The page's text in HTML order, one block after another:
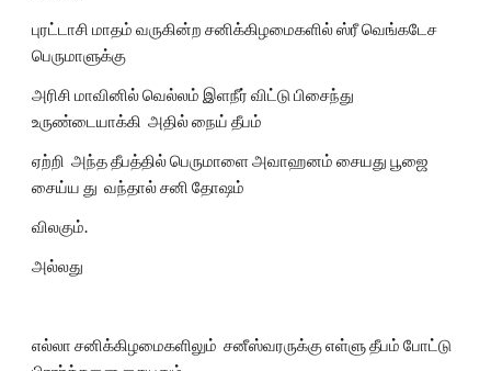
புரட்டாசி மாதம் வருகின்ற சனிக்கிழமைகளில் ஸ்ரீ வெங்கடேச
பெருமாளுக்கு
அரிசி மாவினில் வெல்லம் இளநீர் விட்டு பிசைந்து
உருண்டையாக்கி  அதில் நைய் தீபம்
ஏற்றி  அந்த தீபத்தில் பெருமாளை அவாஹனம் சையது பூஜை
சைய்ய து  வந்தால் சனி தோஷம்
விலகும்.
அல்லது
எல்லா சனிக்கிழமைகளிலும்  சனீஸ்வரருக்கு எள்ளு தீபம் போட்டு